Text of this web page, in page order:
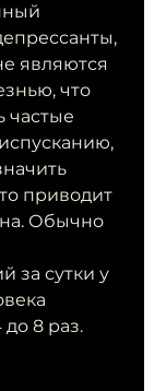
являются
что
частые
приводит
Обычно
за сутки у
до 8 раз.